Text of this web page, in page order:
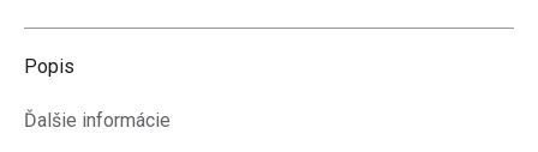
Popis
Ďalšie informácie